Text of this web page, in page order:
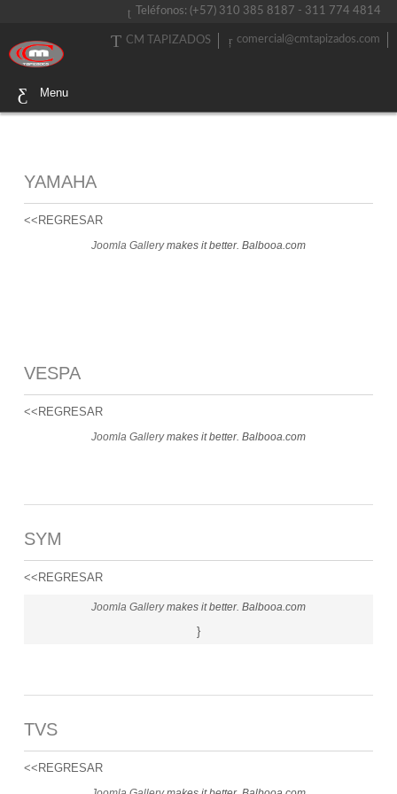
Teléfonos: (+57) 310 385 8187 - 311 774 4814
comercial@cmtapizados.com
CM TAPIZADOS
Menu
YAMAHA
<<REGRESAR
Joomla Gallerymakes it better. Balbooa.com
VESPA
<<REGRESAR
Joomla Gallerymakes it better. Balbooa.com
SYM
<<REGRESAR
Joomla Gallerymakes it better. Balbooa.com
}
TVS
<<REGRESAR